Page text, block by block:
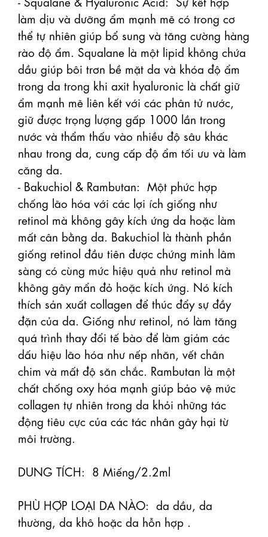
làm dịu và dưỡng ẩm mạnh mẽ có trong cơ
thể tự nhiên giúp bổ sung và tăng cường hàng
rào độ ẩm. Squalane là một lipid không chứa
dầu giúp bôi trơn bề mặt da và khóa độ ẩm
trong da trong khi axit hyaluronic là chất giữ
ẩm mạnh mẽ liên kết với các phân tử nước,
giữ được trọng lượng gấp 1000 lần trong
nước và thẩm thấu vào nhiều độ sâu khác
nhau trong da, cung cấp độ ẩm tối ưu và làm
căng da.
- Bakuchiol & Rambutan:  Một phức hợp
chống lão hóa với các lợi ích giống như
retinol mà không gây kích ứng da hoặc làm
mất cân bằng da. Bakuchiol là thành phần
giống retinol đầu tiên được chứng minh lâm
sàng có cùng mức hiệu quả như retinol mà
không gây mẩn đỏ hoặc kích ứng. Nó kích
thích sản xuất collagen để thúc đẩy sự đầy
đặn của da. Giống như retinol, nó làm tăng
quá trình thay đổi tế bào để làm giảm các
dấu hiệu lão hóa như nếp nhăn, vết chân
chim và mất độ săn chắc. Rambutan là một
chất chống oxy hóa mạnh giúp bảo vệ mức
collagen tự nhiên trong da khỏi những tác
động tiêu cực của các tác nhân gây hại từ
môi trường.
DUNG TÍCH:  8 Miếng/2.2ml
PHÙ HỢP LOẠI DA NÀO:  da dầu, da
thường, da khô hoặc da hỗn hợp .